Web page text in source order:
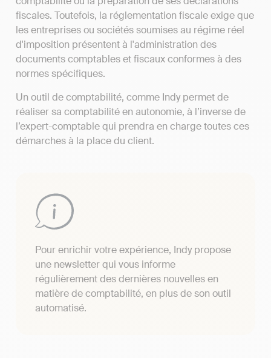
fiscales. Toutefois, la réglementation fiscale exige que
les entreprises ou sociétés soumises au régime réel
d'imposition présentent à l'administration des
documents comptables et fiscaux conformes à des
normes spécifiques.
Un outil de comptabilité, comme Indy permet de
réaliser sa comptabilité en autonomie, à l’inverse de
l’expert-comptable qui prendra en charge toutes ces
démarches à la place du client.
Pour enrichir votre expérience, Indy propose
une newsletter qui vous informe
régulièrement des dernières nouvelles en
matière de comptabilité, en plus de son outil
automatisé.